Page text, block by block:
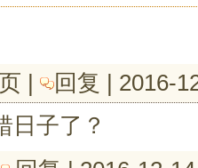
| 回复 | 2016-
日子了？